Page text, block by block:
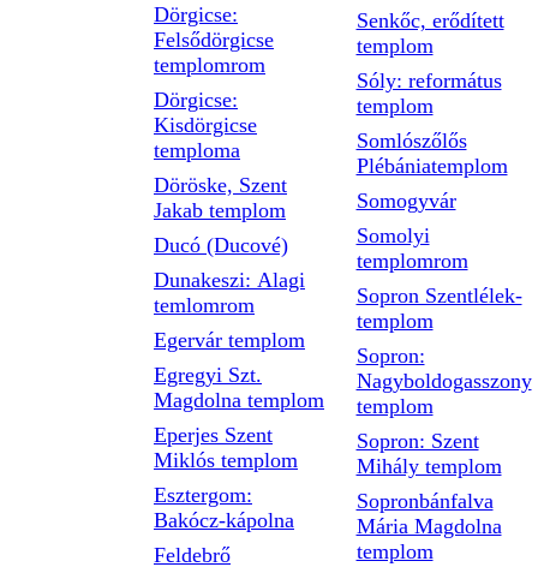
Dörgicse:
Felsődörgicse
templomrom
Dörgicse:
Kisdörgicse
temploma
Döröske, Szent
Jakab templom
Ducó (Ducové)
Dunakeszi: Alagi
temlomrom
Egervár templom
Egregyi Szt.
Magdolna templom
Eperjes Szent
Miklós templom
Esztergom:
Bakócz-kápolna
Feldebrő
Senkőc, erődített
templom
Sóly: református
templom
Somlószőlős
Plébániatemplom
Somogyvár
Somolyi
templomrom
Sopron Szentlélek-
templom
Sopron:
Nagyboldogasszony
templom
Sopron: Szent
Mihály templom
Sopronbánfalva
Mária Magdolna
templom